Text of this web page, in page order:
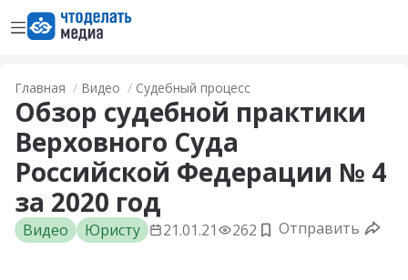
Открыть менюПерейти на главную страницу
Главная Видео Судебный процесс
Обзор судебной практики
Верховного Суда
Российской Федерации № 4
за 2020 год
Видео Юристу 21.01.21 262 Добавить в
Отправить